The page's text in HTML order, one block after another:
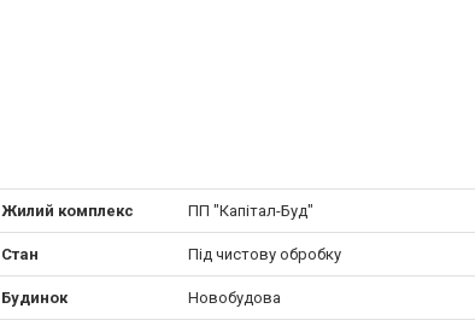
Жилий комплекс ПП "Капітал-Буд"
Стан Під чистову обробку
Будинок Новобудова